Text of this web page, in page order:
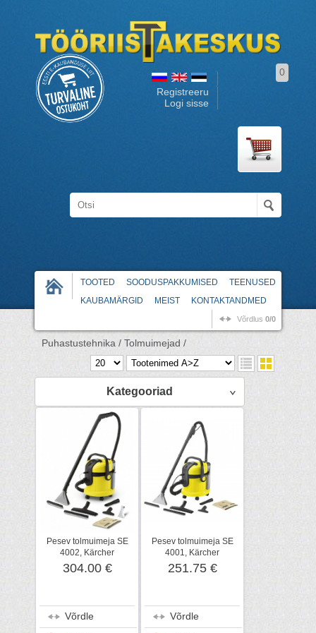
Registreeru
Logi sisse
0
TOOTED SOODUSPAKKUMISED
TEENUSED
KAUBAMÄRGID
MEIST KONTAKTANDMED
Võrdlus 0/0
Puhastustehnika / Tolmuimejad /
Kategooriad
Pesev tolmuimeja SE
4002, Kärcher
304.00 €
Võrdle
Pesev tolmuimeja SE
4001, Kärcher
251.75 €
Võrdle